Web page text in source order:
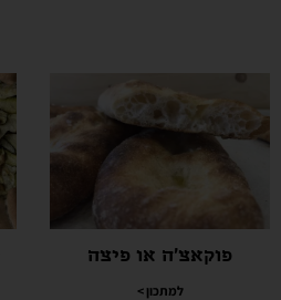
פוקאצ'ה או פיצה
למתכון >